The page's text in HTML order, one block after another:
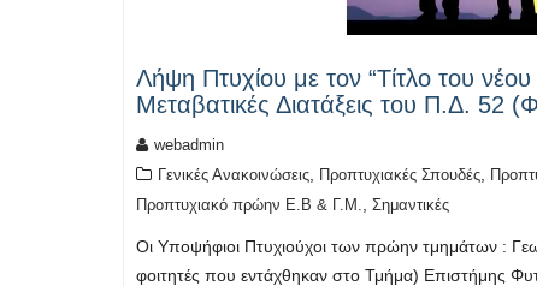
Λήψη Πτυχίου με τον “Τίτλο του
Μεταβατικές Διατάξεις του Π.Δ.
webadmin
Γενικές Ανακοινώσεις Προπτυχιακές Σπουδές
Προπτυχιακό πρώην Ε.Β & Γ.Μ. Σημαντικές
Οι Υποψήφιοι Πτυχιούχοι των πρώην τμημάτων :
φοιτητές που εντάχθηκαν στο Τμήμα) Επιστήμης